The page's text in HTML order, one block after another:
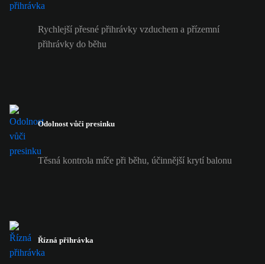
Rychlejší přesné přihrávky vzduchem a přízemní
přihrávky do běhu
Odolnost vůči presinku
Těsná kontrola míče při běhu, účinnější krytí balonu
Řízná přihrávka